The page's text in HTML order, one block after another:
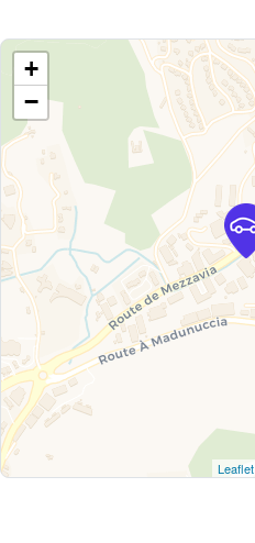
+
−
Leaflet